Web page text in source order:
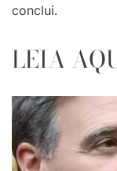
conclui.
LEIA